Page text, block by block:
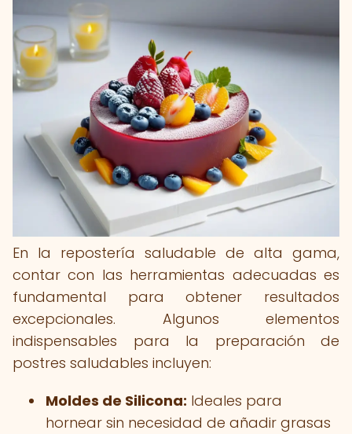
En la repostería saludable de alta gama,
contar con las herramientas adecuadas es
fundamental para obtener resultados
excepcionales. Algunos elementos
indispensables para la preparación de
postres saludables incluyen:
Moldes de Silicona: Ideales para
hornear sin necesidad de añadir grasas